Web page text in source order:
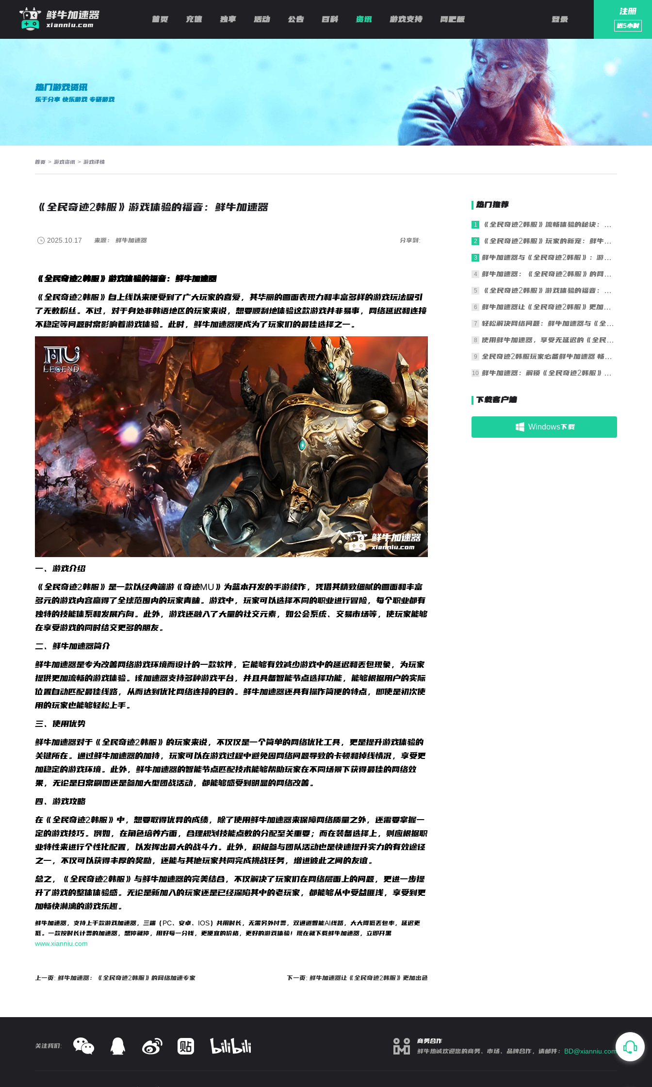
鲜牛加速器
xianniu.com
首页 充值 独享 活动 公告 百科 资讯 游戏支持 网吧版 登录
注册
送5小时
热门游戏资讯
乐于分享 快乐游戏 专研游戏
首页 > 游戏资讯 > 游戏详情
《全民奇迹2韩服》游戏体验的福音：鲜牛加速器
2025.10.17 来源： 鲜牛加速器 分享到:
《全民奇迹2韩服》游戏体验的福音：鲜牛加速器
《全民奇迹2韩服》自上线以来便受到了广大玩家的喜爱，其华丽的画面表现力和丰富多样的游戏玩法吸引
了无数粉丝。不过，对于身处非韩语地区的玩家来说，想要顺利地体验这款游戏并非易事，网络延迟和连接
不稳定等问题时常影响着游戏体验。此时，鲜牛加速器便成为了玩家们的最佳选择之一。
一、游戏介绍
《全民奇迹2韩服》是一款以经典端游《奇迹MU》为蓝本开发的手游续作，凭借其精致细腻的画面和丰富
多元的游戏内容赢得了全球范围内的玩家青睐。游戏中，玩家可以选择不同的职业进行冒险，每个职业都有
独特的技能体系和发展方向。此外，游戏还融入了大量的社交元素，如公会系统、交易市场等，使玩家能够
在享受游戏的同时结交更多的朋友。
二、鲜牛加速器简介
鲜牛加速器是专为改善网络游戏环境而设计的一款软件，它能够有效减少游戏中的延迟和丢包现象，为玩家
提供更加流畅的游戏体验。该加速器支持多种游戏平台，并且具备智能节点选择功能，能够根据用户的实际
位置自动匹配最佳线路，从而达到优化网络连接的目的。鲜牛加速器还具有操作简便的特点，即使是初次使
用的玩家也能够轻松上手。
三、使用优势
鲜牛加速器对于《全民奇迹2韩服》的玩家来说，不仅仅是一个简单的网络优化工具，更是提升游戏体验的
关键所在。通过鲜牛加速器的加持，玩家可以在游戏过程中避免因网络问题导致的卡顿和掉线情况，享受更
加稳定的游戏环境。此外，鲜牛加速器的智能节点匹配技术能够帮助玩家在不同场景下获得最佳的网络效
果，无论是日常刷图还是参加大型团战活动，都能够感受到明显的网络改善。
四、游戏攻略
在《全民奇迹2韩服》中，想要取得优异的成绩，除了使用鲜牛加速器来保障网络质量之外，还需要掌握一
定的游戏技巧。例如，在角色培养方面，合理规划技能点数的分配至关重要；而在装备选择上，则应根据职
业特性来进行个性化配置，以发挥出最大的战斗力。此外，积极参与团队活动也是快速提升实力的有效途径
之一，不仅可以获得丰厚的奖励，还能与其他玩家共同完成挑战任务，增进彼此之间的友谊。
总之，《全民奇迹2韩服》与鲜牛加速器的完美结合，不仅解决了玩家们在网络层面上的问题，更进一步提
升了游戏的整体体验感。无论是新加入的玩家还是已经深陷其中的老玩家，都能够从中受益匪浅，享受到更
加畅快淋漓的游戏乐趣。
鲜牛加速器，支持上千款游戏加速器，三端（PC、安卓、IOS）共用时长，无需另外付费，双通道智能AI线路，大大降低丢包率，延迟更
低。一款按时长计费的加速器，想停就停，用好每一分钱，更便宜的价格，更好的游戏体验！现在就下载鲜牛加速器，立即开黑
www.xianniu.com
上一页: 鲜牛加速器：《全民奇迹2韩服》的网络加速专家 下一页: 鲜牛加速器让《全民奇迹2韩服》更加出色
热门推荐
1 《全民奇迹2韩服》流畅体验的秘诀：鲜牛加速器
2 《全民奇迹2韩服》玩家的新宠：鲜牛加速器
3 鲜牛加速器与《全民奇迹2韩服》：游戏流畅秘籍
4 鲜牛加速器：《全民奇迹2韩服》的网络加速专家
5 《全民奇迹2韩服》游戏体验的福音：鲜牛加速器
6 鲜牛加速器让《全民奇迹2韩服》更加出色
7 轻松解决网络问题：鲜牛加速器与《全民奇迹2韩服》
8 使用鲜牛加速器，享受无延迟的《全民奇迹2韩服》
9 全民奇迹2韩服玩家必备鲜牛加速器 畅享无卡顿游戏体验
10 鲜牛加速器：解锁《全民奇迹2韩服》极致游戏体验
下载客户端
Windows下载
关注我们:
商务合作
鲜牛热诚欢迎您的商务、市场、品牌合作，请邮件： BD@xianniu.com